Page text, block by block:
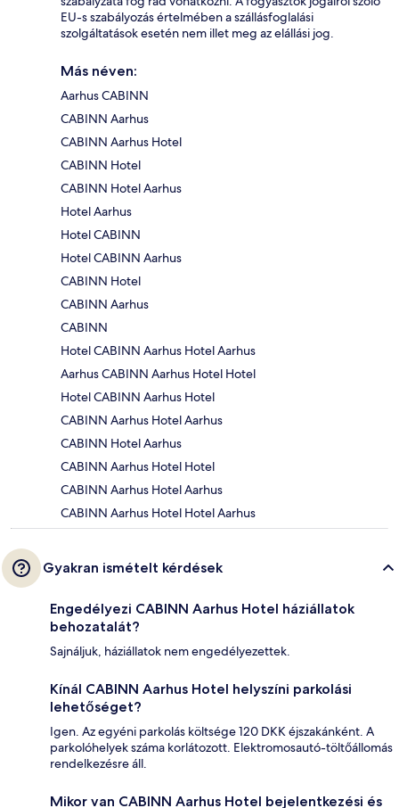
EU-s szabályozás értelmében a szállásfoglalási
szolgáltatások esetén nem illet meg az elállási jog.
Más néven:
Aarhus CABINN
CABINN Aarhus
CABINN Aarhus Hotel
CABINN Hotel
CABINN Hotel Aarhus
Hotel Aarhus
Hotel CABINN
Hotel CABINN Aarhus
CABINN Hotel
CABINN Aarhus
CABINN
Hotel CABINN Aarhus Hotel Aarhus
Aarhus CABINN Aarhus Hotel Hotel
Hotel CABINN Aarhus Hotel
CABINN Aarhus Hotel Aarhus
CABINN Hotel Aarhus
CABINN Aarhus Hotel Hotel
CABINN Aarhus Hotel Aarhus
CABINN Aarhus Hotel Hotel Aarhus
Gyakran ismételt kérdések
Engedélyezi CABINN Aarhus Hotel háziállatok
behozatalát?
Sajnáljuk, háziállatok nem engedélyezettek.
Kínál CABINN Aarhus Hotel helyszíni parkolási
lehetőséget?
Igen. Az egyéni parkolás költsége 120 DKK éjszakánként. A
parkolóhelyek száma korlátozott. Elektromosautó-töltőállomás
rendelkezésre áll.
Mikor van CABINN Aarhus Hotel bejelentkezési és